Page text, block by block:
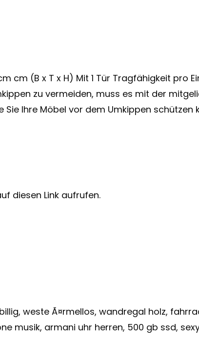
cm (B x T x H) Mit 1 Tür Tragfähigkeit pro
zu vermeiden, muss es mit der
Ihre Möbel vor dem Umkippen schützen
diesen Link aufrufen.
weste Ã¤rmellos, wandregal holz,
musik, armani uhr herren, 500 gb ssd,